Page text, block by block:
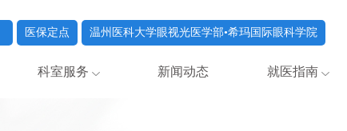
医保定点 温州医科大学眼视光医学部•希玛国际眼科学院
科室服务 新闻动态 就医指南